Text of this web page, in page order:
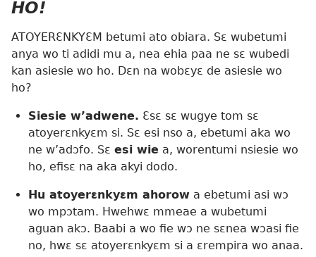
HO!
ATOYERƐNKYƐM betumi ato obiara. Sɛ wubetumi
anya wo ti adidi mu a, nea ehia paa ne sɛ wubedi
kan asiesie wo ho. Dɛn na wobɛyɛ de asiesie wo
ho?
Siesie w’adwene. Ɛsɛ sɛ wugye tom sɛ
atoyerɛnkyɛm si. Sɛ esi nso a, ebetumi aka wo
ne w’adɔfo. Sɛ esi wie a, worentumi nsiesie wo
ho, efisɛ na aka akyi dodo.
Hu atoyerɛnkyɛm ahorow a ebetumi asi wɔ
wo mpɔtam. Hwehwɛ mmeae a wubetumi
aguan akɔ. Baabi a wo fie wɔ ne sɛnea wɔasi fie
no, hwɛ sɛ atoyerɛnkyɛm si a ɛrempira wo anaa.